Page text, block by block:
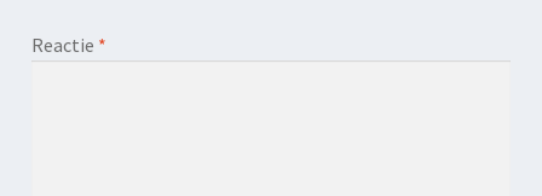
Reactie *